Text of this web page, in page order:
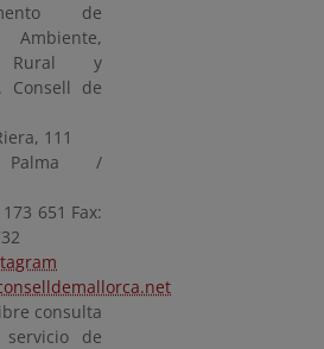
de
Rural y
Consell de
111
Palma /
651 Fax:
consulta
de